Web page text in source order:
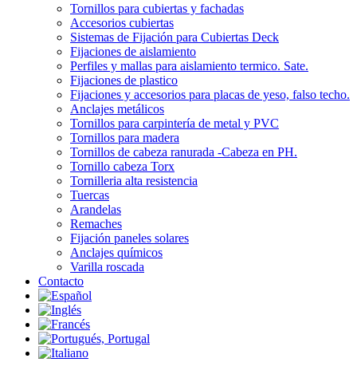
Tornillos para cubiertas y fachadas
Accesorios cubiertas
Sistemas de Fijación para Cubiertas Deck
Fijaciones de aislamiento
Perfiles y mallas para aislamiento termico. Sate.
Fijaciones de plastico
Fijaciones y accesorios para placas de yeso, falso techo.
Anclajes metálicos
Tornillos para carpintería de metal y PVC
Tornillos para madera
Tornillos de cabeza ranurada -Cabeza en PH.
Tornillo cabeza Torx
Tornilleria alta resistencia
Tuercas
Arandelas
Remaches
Fijación paneles solares
Anclajes químicos
Varilla roscada
Contacto